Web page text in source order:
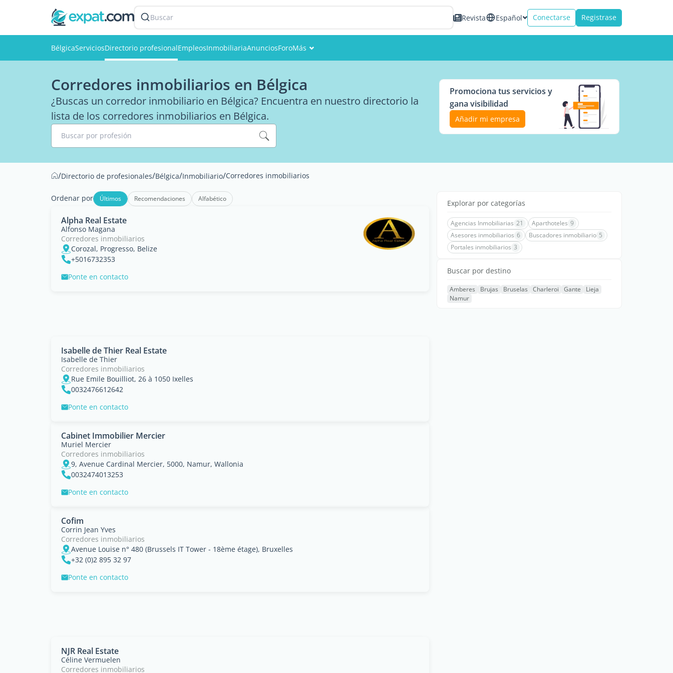
Buscar Revista Español Conectarse Registrase
BélgicaServiciosDirectorio profesionalEmpleosInmobiliariaAnunciosForoMás
Miembros
Corredores inmobiliarios en Bélgica
¿Buscas un corredor inmobiliario en Bélgica? Encuentra en nuestro directorio la
lista de los corredores inmobiliarios en Bélgica.
Buscar por profesión
Promociona tus servicios y
gana visibilidad
Añadir mi empresa
/Directorio de profesionales/Bélgica/Inmobiliario/Corredores inmobiliarios
Ordenar por Últimos Recomendaciones Alfabético
Alpha Real Estate
Alfonso Magana
Corredores inmobiliarios
Corozal, Progresso, Belize
+5016732353
Ponte en contacto
Isabelle de Thier Real Estate
Isabelle de Thier
Corredores inmobiliarios
Rue Emile Bouilliot, 26 à 1050 Ixelles
0032476612642
Ponte en contacto
Cabinet Immobilier Mercier
Muriel Mercier
Corredores inmobiliarios
9, Avenue Cardinal Mercier, 5000, Namur, Wallonia
0032474013253
Ponte en contacto
Cofim
Corrin Jean Yves
Corredores inmobiliarios
Avenue Louise n° 480 (Brussels IT Tower - 18ème étage), Bruxelles
+32 (0)2 895 32 97
Ponte en contacto
NJR Real Estate
Céline Vermuelen
Corredores inmobiliarios
Explorar por categorías
Agencias Inmobiliarias 21 Aparthoteles 9
Asesores inmobiliarios 6 Buscadores inmobiliario 5
Portales inmobiliarios 3
Buscar por destino
Amberes Brujas Bruselas Charleroi Gante
Lieja
Namur